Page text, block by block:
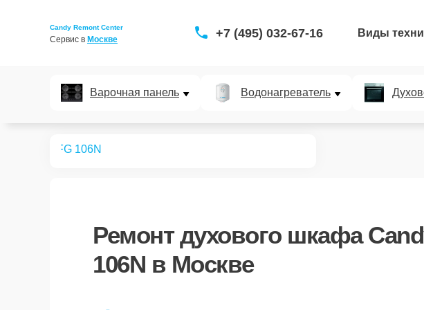
Candy Remont Center
Сервис в Москве +7 (495) 032-67-16 Виды
Варочная панель Водонагреватель
FG 106N
Ремонтдухового шкафа
106N в Москве